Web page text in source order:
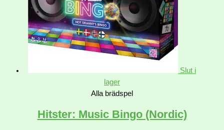
Slut i
lager
Alla brädspel
Hitster: Music Bingo (Nordic)